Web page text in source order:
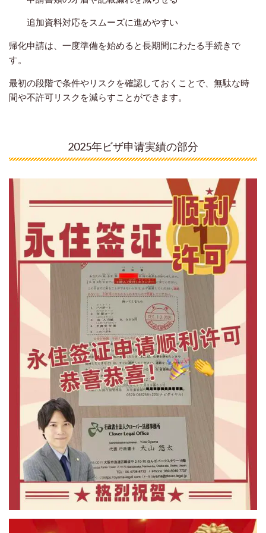
追加資料対応をスムーズに進めやすい
帰化申請は、一度準備を始めると長期間にわたる手続きで
す。
最初の段階で条件やリスクを確認しておくことで、無駄な時
間や不許可リスクを減らすことができます。
2025年ビザ申请実績の部分